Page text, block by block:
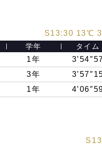
S13:30 13℃
学年
タイム
1年
3年
1年